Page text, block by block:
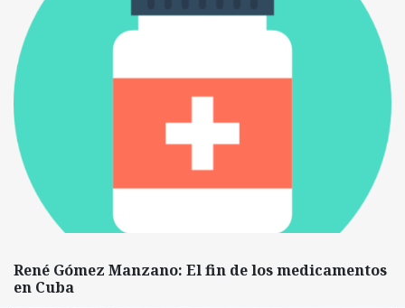
René Gómez Manzano: El fin de los medicamentos
en Cuba